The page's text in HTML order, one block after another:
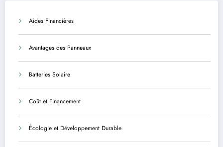
Aides Financières
Avantages des Panneaux
Batteries Solaire
Coût et Financement
Écologie et Développement Durable